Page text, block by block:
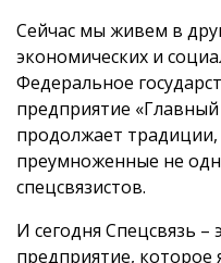
Сейчас мы живем в
экономических и
Федеральное
предприятие
продолжает
преумноженные не
спецсвязистов.
И сегодня Спецсвязь
предприятие, которое